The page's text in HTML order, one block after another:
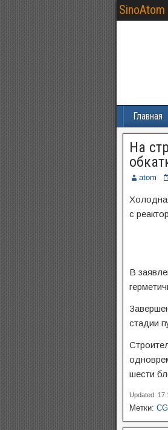
SinoAtom
Главная
На
atom
с
В
стадии
шести
Updated:
Метки: